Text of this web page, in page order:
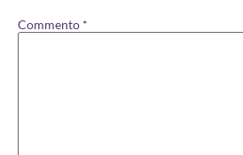
Commento *